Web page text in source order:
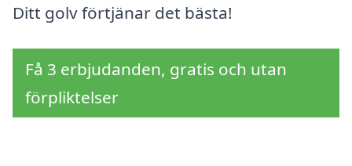
Ditt golv förtjänar det bästa!
Få 3 erbjudanden, gratis och utan
förpliktelser